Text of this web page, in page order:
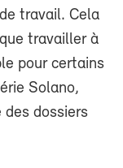
travail. Cela
travailler à
pour certains
Solano,
des dossiers